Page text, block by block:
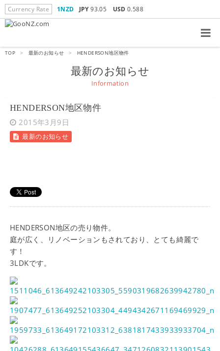
Currency Rate 1NZD JPY93.05 USD 0.588
TOP > 最新のお知らせ > HENDERSON地区物件
最新のお知らせ
Information
HENDERSON地区物件
2015年3月9日
最新のお知らせ
HENDERSON地区の売り物件。
庭が広く、リノベーションもされており、とても綺麗で
す！
3LDKです。